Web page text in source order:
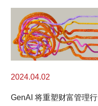
2024.04.02
GenAI 将重塑财富管理行